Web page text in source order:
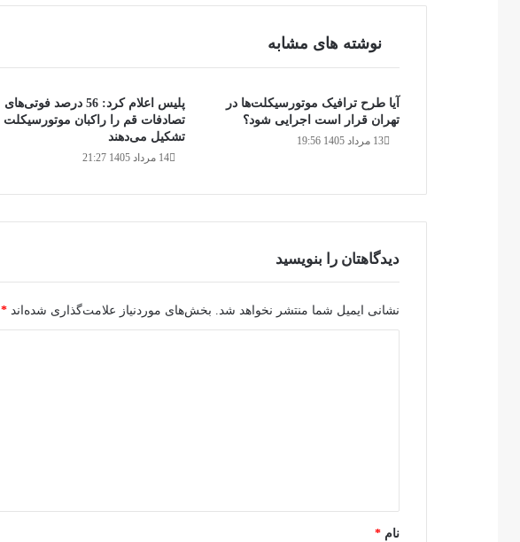
نوشته های مشابه
پلیس اعلام کرد: 56 درصد فوتی‌های
تصادفات قم را راکبان موتورسیکلت
تشکیل می‌دهند
14 مرداد 1405 21:27
آیا طرح ترافیک موتورسیکلت‌ها در
تهران قرار است اجرایی شود؟
13 مرداد 1405 19:56
دیدگاهتان را بنویسید
نشانی ایمیل شما منتشر نخواهد شد. بخش‌های موردنیاز علامت‌گذاری شده‌اند *
نام *